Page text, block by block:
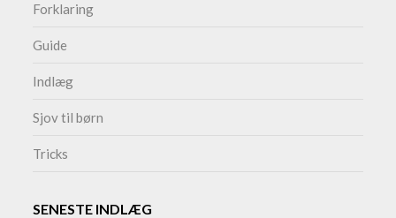
Forklaring
Guide
Indlæg
Sjov til børn
Tricks
SENESTE INDLÆG